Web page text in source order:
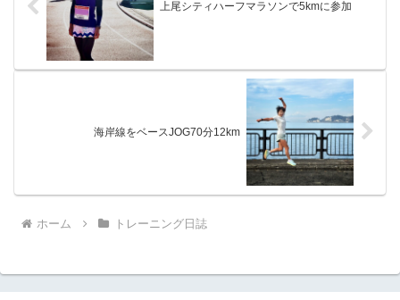
上尾シティハーフマラソンで5kmに参加
海岸線をベースJOG70分12km
ホーム トレーニング日誌